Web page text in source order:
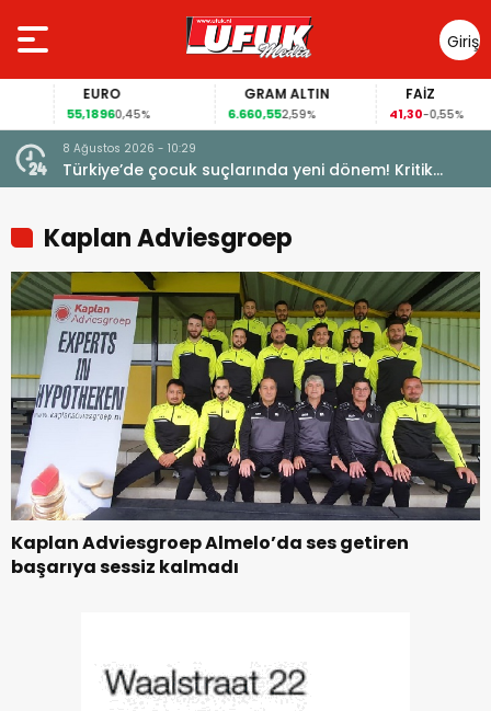
Giriş
Yap
EURO
55,18960,45%
GRAM ALTIN
6.660,552,59%
FAİZ
41,30-0,55%
8 Ağustos 2026 - 10:29
Türkiye’de çocuk suçlarında yeni dönem! Kritik
maddeler kabul edildi
Kaplan Adviesgroep
Kaplan Adviesgroep Almelo’da ses getiren
başarıya sessiz kalmadı